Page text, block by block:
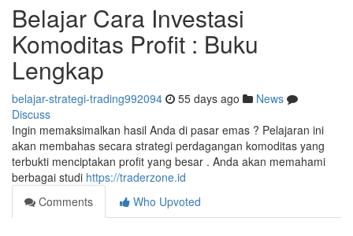
Belajar Cara Investasi
Komoditas Profit : Buku
Lengkap
belajar-strategi-trading992094 55 days ago
News
Discuss
Ingin memaksimalkan hasil Anda di pasar emas ? Pelajaran ini
akan membahas secara strategi perdagangan komoditas yang
terbukti menciptakan profit yang besar . Anda akan memahami
berbagai studi https://traderzone.id
Comments
Who Upvoted